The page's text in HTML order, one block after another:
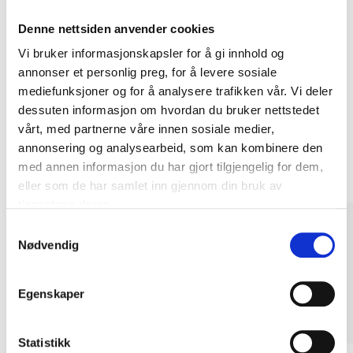
Denne nettsiden anvender cookies
Vi bruker informasjonskapsler for å gi innhold og
annonser et personlig preg, for å levere sosiale
mediefunksjoner og for å analysere trafikken vår. Vi deler
dessuten informasjon om hvordan du bruker nettstedet
vårt, med partnerne våre innen sosiale medier,
annonsering og analysearbeid, som kan kombinere den
med annen informasjon du har gjort tilgjengelig for dem,
eller som de har samlet inn gjennom din bruk av
Nødvendig
Egenskaper
Statistikk
Kjøp & Hent
Kjøp & Hent i ditt varehus.
LES MER
Andre kunder har også kjøpt